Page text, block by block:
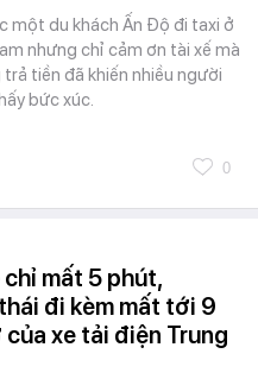
một du khách Ấn Độ đi taxi ở
nhưng chỉ cảm ơn tài xế mà
tiền đã khiến nhiều người
bức xúc.
0
mất 5 phút,
đi kèm mất tới 9
xe tải điện Trung